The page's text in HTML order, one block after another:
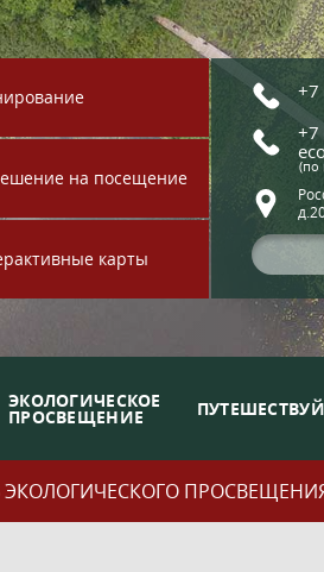
на посещение
карты
+7
+7
(по
ЭКОЛОГИЧЕСКОЕ
ПРОСВЕЩЕНИЕ ПУТЕШЕСТВУЙ
ПРОСВЕЩЕНИЯ